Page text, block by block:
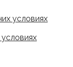
условиях